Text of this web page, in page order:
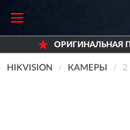
ОРИГИНАЛЬНАЯ
HIKVISION КАМЕРЫ 2